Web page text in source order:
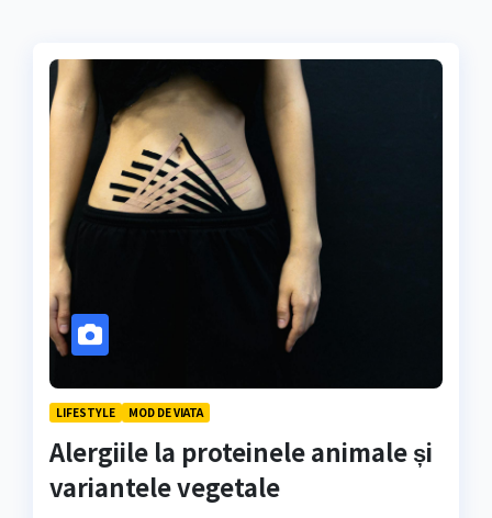
LIFESTYLE MOD DE VIATA
Alergiile la proteinele animale și
variantele vegetale